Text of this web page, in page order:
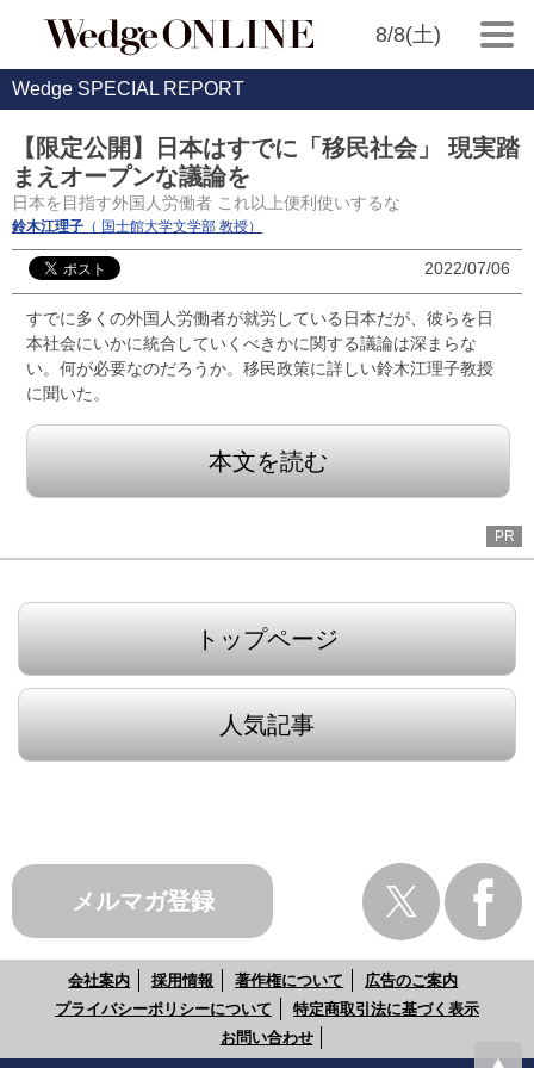
8/8(土)
Wedge SPECIAL REPORT
【限定公開】日本はすでに「移民社会」 現実踏
まえオープンな議論を
日本を目指す外国人労働者 これ以上便利使いするな
鈴木江理子 （ 国士館大学文学部 教授）
2022/07/06
すでに多くの外国人労働者が就労している日本だが、彼らを日
本社会にいかに統合していくべきかに関する議論は深まらな
い。何が必要なのだろうか。移民政策に詳しい鈴木江理子教授
に聞いた。
本文を読む
PR
トップページ
人気記事
メルマガ登録
会社案内 採用情報 著作権について
広告のご案内
プライバシーポリシーについて
特定商取引法に基づく表示
お問い合わせ